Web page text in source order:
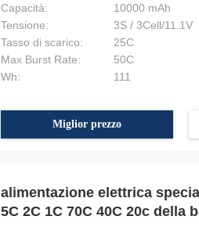
Capacità:
10000 mAh
Tensione:
3S / 3Cell/11.1V
Tasso di scarico:
25C
Max Burst Rate:
50C
Wh:
111
Miglior prezzo
alimentazione elettrica
5C 2C 1C 70C 40C 20c della